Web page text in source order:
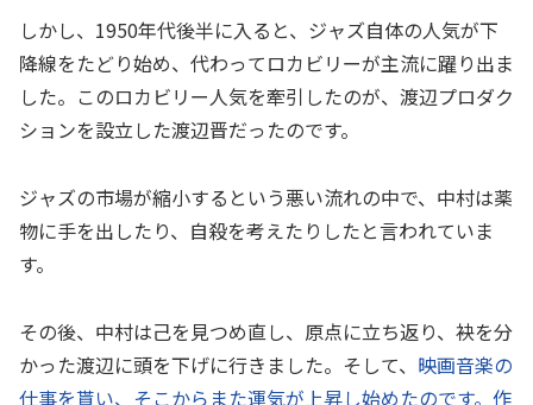
しかし、1950年代後半に入ると、ジャズ自体の人気が下
降線をたどり始め、代わってロカビリーが主流に躍り出ま
した。このロカビリー人気を牽引したのが、渡辺プロダク
ションを設立した渡辺晋だったのです。
ジャズの市場が縮小するという悪い流れの中で、中村は薬
物に手を出したり、自殺を考えたりしたと言われていま
す。
その後、中村は己を見つめ直し、原点に立ち返り、袂を分
かった渡辺に頭を下げに行きました。そして、 映画音楽の
仕事を貰い、そこからまた運気が上昇し始めたのです。作